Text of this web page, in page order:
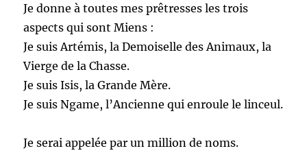
Je donne à toutes mes prêtresses les trois
aspects qui sont Miens :
Je suis Artémis, la Demoiselle des Animaux, la
Vierge de la Chasse.
Je suis Isis, la Grande Mère.
Je suis Ngame, l’Ancienne qui enroule le linceul.
Je serai appelée par un million de noms.